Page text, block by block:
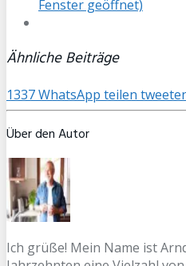
Fenster geöffnet)
Ähnliche Beiträge
1337WhatsApp teilen
Über den Autor
Ich grüße! Mein Name ist